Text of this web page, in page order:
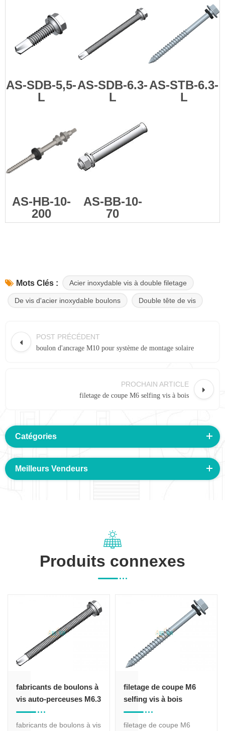
AS-SDB-5,5-
L
AS-SDB-6.3-
L
AS-STB-6.3-
L
AS-HB-10-
200
AS-BB-10-
70
Mots Clés : Acier inoxydable vis à double filetage
De vis d'acier inoxydable boulons Double tête de vis
POST PRÉCÉDENT
boulon d'ancrage M10 pour système de montage solaire
PROCHAIN ARTICLE
filetage de coupe M6 selfing vis à bois
Catégories
Meilleurs Vendeurs
Produits connexes
fabricants de boulons à
vis auto-perceuses M6.3
les tailles
fabricants de boulons à vis
filetage de coupe M6
selfing vis à bois
filetage de coupe M6